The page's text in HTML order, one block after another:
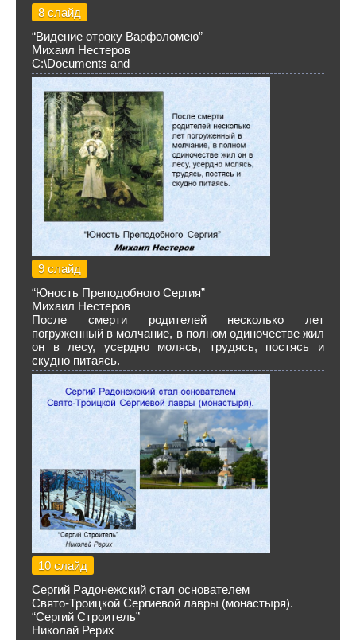
8 слайд
“Видение отроку Варфоломею”
Михаил Нестеров
C:\Documents and
9 слайд
“Юность Преподобного Сергия”
Михаил Нестеров
После смерти родителей несколько лет
погруженный в молчание, в полном одиночестве жил
он в лесу, усердно молясь, трудясь, постясь и
скудно питаясь.
10 слайд
Сергий Радонежский стал основателем
Свято-Троицкой Сергиевой лавры (монастыря).
“Сергий Строитель”
Николай Рерих